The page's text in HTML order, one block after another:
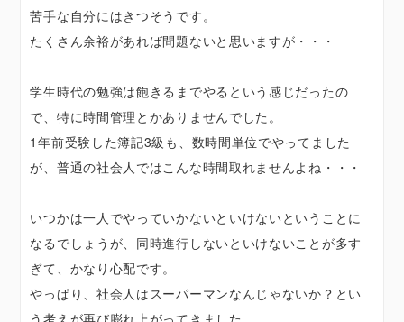
苦手な自分にはきつそうです。
たくさん余裕があれば問題ないと思いますが・・・
学生時代の勉強は飽きるまでやるという感じだったの
で、特に時間管理とかありませんでした。
1年前受験した簿記3級も、数時間単位でやってました
が、普通の社会人ではこんな時間取れませんよね・・・
いつかは一人でやっていかないといけないということに
なるでしょうが、同時進行しないといけないことが多す
ぎて、かなり心配です。
やっぱり、社会人はスーパーマンなんじゃないか？とい
う考えが再び膨れ上がってきました。